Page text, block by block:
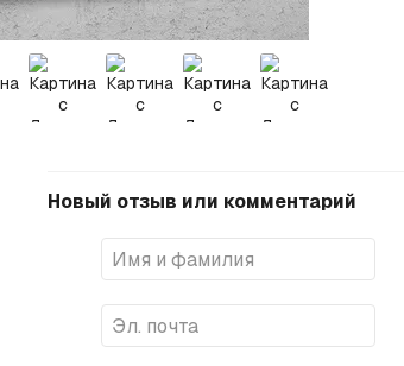
Новый отзыв или комментарий